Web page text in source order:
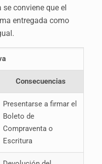
conviene que el
entregada como
Consecuencias
Presentarse a firmar el
Boleto de
Compraventa o
Escritura